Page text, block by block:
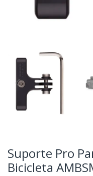
Suporte Pro
Bicicleta